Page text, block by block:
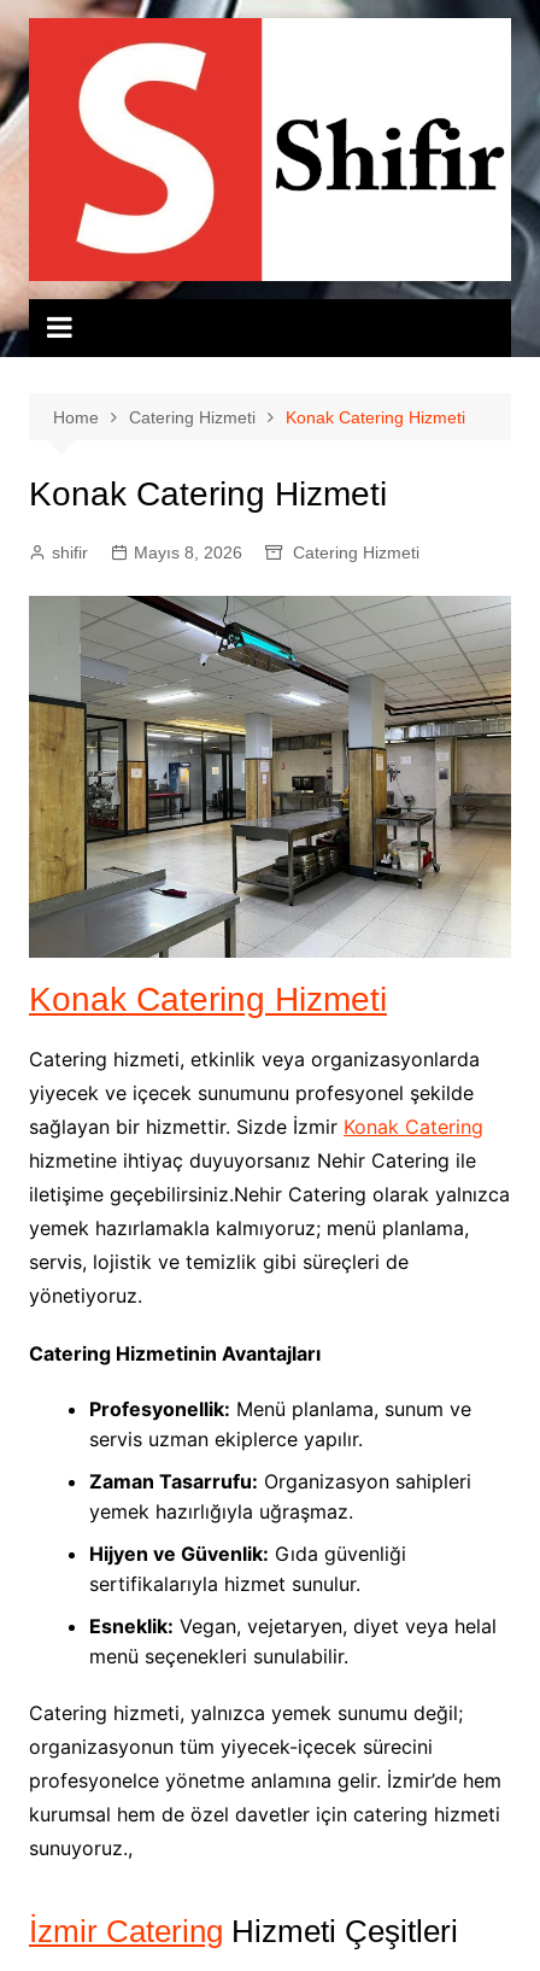
Skip
to
content
Home Catering Hizmeti Konak Catering Hizmeti
Konak Catering Hizmeti
shifir Mayıs 8, 2026 Catering Hizmeti
Konak Catering Hizmeti
Catering hizmeti, etkinlik veya organizasyonlarda
yiyecek ve içecek sunumunu profesyonel şekilde
sağlayan bir hizmettir. Sizde İzmir Konak Catering
hizmetine ihtiyaç duyuyorsanız Nehir Catering ile
iletişime geçebilirsiniz.Nehir Catering olarak yalnızca
yemek hazırlamakla kalmıyoruz; menü planlama,
servis, lojistik ve temizlik gibi süreçleri de
yönetiyoruz.
Catering Hizmetinin Avantajları
Profesyonellik: Menü planlama, sunum ve
servis uzman ekiplerce yapılır.
Zaman Tasarrufu: Organizasyon sahipleri
yemek hazırlığıyla uğraşmaz.
Hijyen ve Güvenlik: Gıda güvenliği
sertifikalarıyla hizmet sunulur.
Esneklik: Vegan, vejetaryen, diyet veya helal
menü seçenekleri sunulabilir.
Catering hizmeti, yalnızca yemek sunumu değil;
organizasyonun tüm yiyecek-içecek sürecini
profesyonelce yönetme anlamına gelir. İzmir’de hem
kurumsal hem de özel davetler için catering hizmeti
sunuyoruz.,
İzmir Catering Hizmeti Çeşitleri